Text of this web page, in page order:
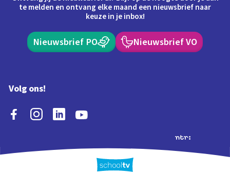
te melden en ontvang elke maand een nieuwsbrief naar
keuze in je inbox!
Nieuwsbrief PO Nieuwsbrief VO
Volg ons!